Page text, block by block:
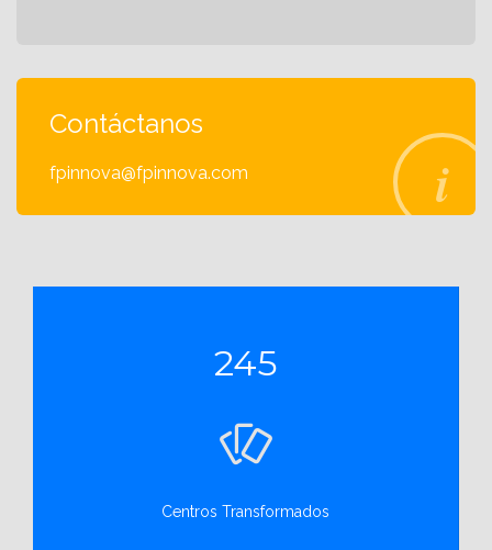
Contáctanos
fpinnova@fpinnova.com
245
Centros Transformados